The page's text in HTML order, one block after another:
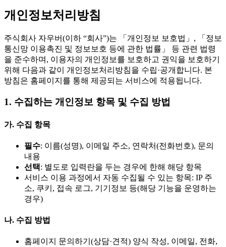
개인정보처리방침
주식회사 자우버(이하 “회사”)는 「개인정보 보호법」, 「정보
통신망 이용촉진 및 정보보호 등에 관한 법률」 등 관련 법령
을 준수하며, 이용자의 개인정보를 보호하고 권익을 보호하기
위해 다음과 같이 개인정보처리방침을 수립·공개합니다. 본
방침은 홈페이지를 통해 제공되는 서비스에 적용됩니다.
1. 수집하는 개인정보 항목 및 수집 방법
가. 수집 항목
필수: 이름(성명), 이메일 주소, 연락처(전화번호), 문의
내용
선택: 별도로 입력란을 두는 경우에 한해 해당 항목
서비스 이용 과정에서 자동 수집될 수 있는 항목: IP 주
소, 쿠키, 접속 로그, 기기정보 등(해당 기능을 운영하는
경우)
나. 수집 방법
홈페이지 문의하기(상담·견적) 양식 작성, 이메일, 전화,